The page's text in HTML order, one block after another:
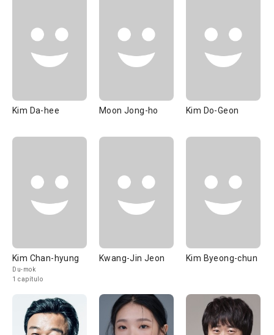
Kim Da-hee Moon Jong-ho Kim Do-Geon
Kim Chan-hyung
Du-mok
1 capítulo
Kwang-Jin Jeon Kim Byeong-chun